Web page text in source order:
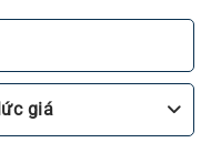
giá